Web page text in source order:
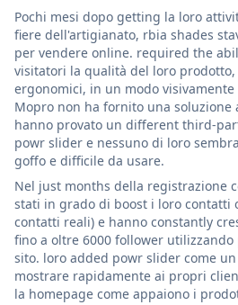
Pochi mesi dopo getting la loro
fiere dell'artigianato, rbia shades
per vendere online. required the
visitatori la qualità del loro
ergonomici, in un modo
Mopro non ha fornito una soluzione
hanno provato un different third-
powr slider e nessuno di loro
goffo e difficile da usare.
Nel just months della registrazione
stati in grado di boost i loro contatti
contatti reali) e hanno constantly
fino a oltre 6000 follower
sito. loro added powr slider come
mostrare rapidamente ai propri
la homepage come appaiono i